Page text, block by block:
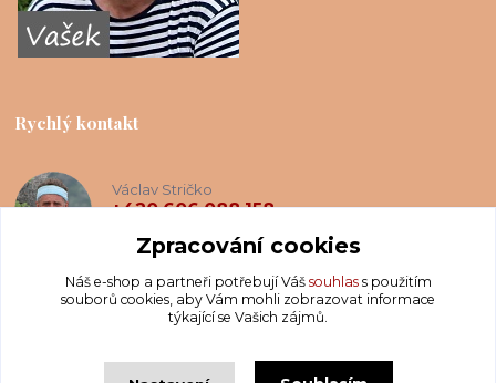
Rychlý kontakt
Václav Stričko
+420 606 088 158
info@krakatis.cz
Zpracování cookies
Náš e-shop a partneři potřebují Váš souhlass použitím
souborů cookies, aby Vám mohli zobrazovat informace
týkající se Vašich zájmů.